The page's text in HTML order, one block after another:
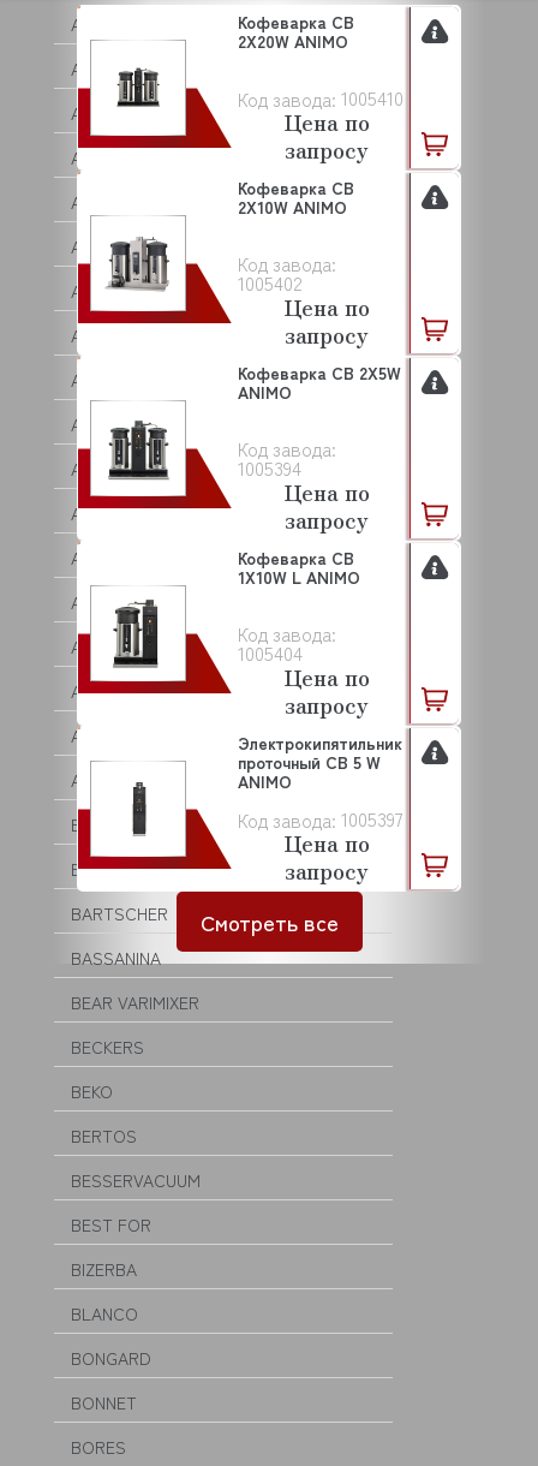
APACH
APS
AQUA
ARISTARCO
ARKTO
ARTHERMO
ASCASO
ASCO
ASCOBLOC
ASCON TECNOLOGIC
ASF/THOMAS
ASKO
ASSUM
ATA
ATEA
ATEL
ATESY (АТЕСИ)
ATOLLSPEED
BAKE OFF
BARTEC
BARTSCHER
BASSANINA
BEAR VARIMIXER
BECKERS
BEKO
BERTOS
BESSERVACUUM
BEST FOR
BIZERBA
BLANCO
BONGARD
BONNET
BORES
Код завода: 1005410
Кофеварка CB
2X20W ANIMO
Цена по
запросу
Код завода:
1005402
Кофеварка CB
2X10W ANIMO
Цена по
запросу
Код завода:
1005394
Кофеварка CB 2X5W
ANIMO
Цена по
запросу
Код завода:
1005404
Кофеварка CB
1X10W L ANIMO
Цена по
запросу
Код завода: 1005397
Электрокипятильник
проточный CB 5 W
ANIMO
Цена по
запросу
Смотреть все